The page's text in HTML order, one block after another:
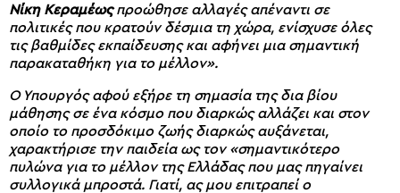
Νίκη Κεραμέωςπροώθησε αλλαγές απέναντι σε
πολιτικές που κρατούν δέσμια τη χώρα, ενίσχυσε όλες
τις βαθμίδες εκπαίδευσης και αφήνει μια σημαντική
παρακαταθήκη για το μέλλον».
Ο Υπουργός αφού εξήρε τη σημασία της δια βίου
μάθησης σε ένα κόσμο που διαρκώς αλλάζει και στον
οποίο το προσδόκιμο ζωής διαρκώς αυξάνεται,
χαρακτήρισε την παιδεία ως τον «σημαντικότερο
πυλώνα για το μέλλον της Ελλάδας που μας πηγαίνει
συλλογικά μπροστά. Γιατί, ας μου επιτραπεί ο